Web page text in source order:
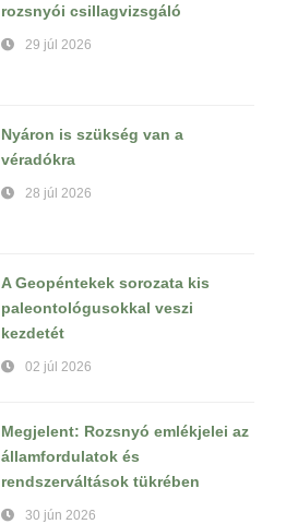
rozsnyói csillagvizsgáló
29 júl 2026
Nyáron is szükség van a
véradókra
28 júl 2026
A Geopéntekek sorozata kis
paleontológusokkal veszi
kezdetét
02 júl 2026
Megjelent: Rozsnyó emlékjelei az
államfordulatok és
rendszerváltások tükrében
30 jún 2026